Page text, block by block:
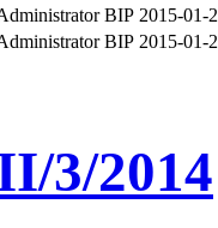
BIP 2015-01-
BIP 2015-01-
3/2014